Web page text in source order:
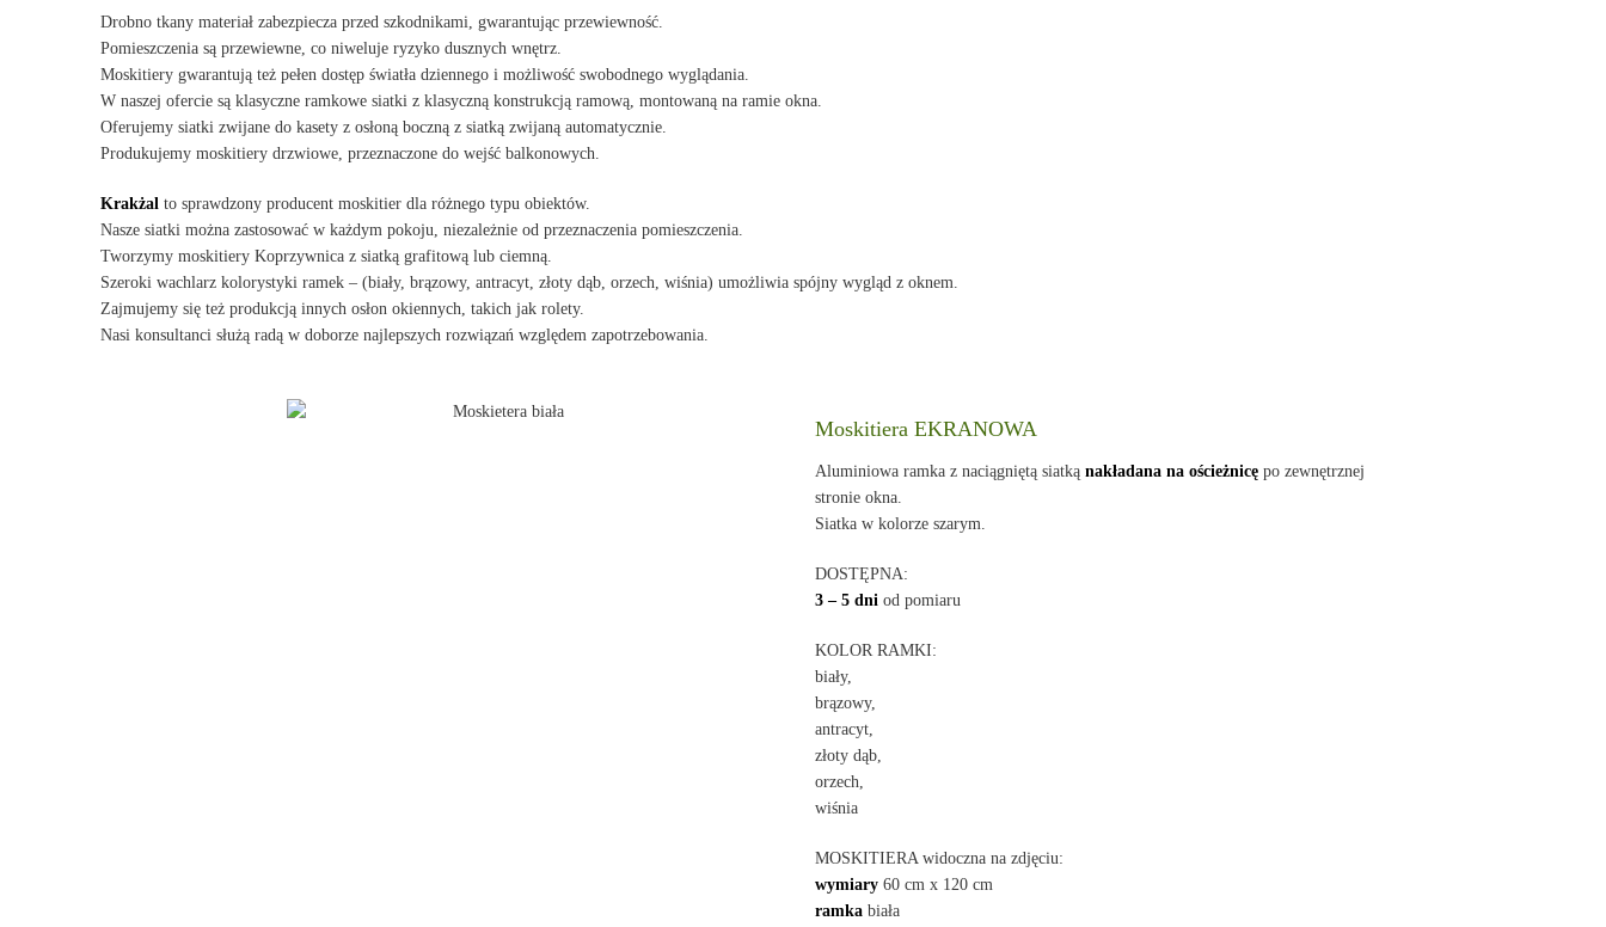
Drobno tkany materiał zabezpiecza przed szkodnikami, gwarantując przewiewność.
Pomieszczenia są przewiewne, co niweluje ryzyko dusznych wnętrz.
Moskitiery gwarantują też pełen dostęp światła dziennego i możliwość swobodnego wyglądania.
W naszej ofercie są klasyczne ramkowe siatki z klasyczną konstrukcją ramową, montowaną na ramie okna.
Oferujemy siatki zwijane do kasety z osłoną boczną z siatką zwijaną automatycznie.
Produkujemy moskitiery drzwiowe, przeznaczone do wejść balkonowych.
Krakżal to sprawdzony producent moskitier dla różnego typu obiektów.
Nasze siatki można zastosować w każdym pokoju, niezależnie od przeznaczenia pomieszczenia.
Tworzymy moskitiery Koprzywnica z siatką grafitową lub ciemną.
Szeroki wachlarz kolorystyki ramek – (biały, brązowy, antracyt, złoty dąb, orzech, wiśnia) umożliwia spójny wygląd z oknem.
Zajmujemy się też produkcją innych osłon okiennych, takich jak rolety.
Nasi konsultanci służą radą w doborze najlepszych rozwiązań względem zapotrzebowania.
Moskitiera EKRANOWA
Aluminiowa ramka z naciągniętą siatkąnakładana na ościeżnicę po zewnętrznej
stronie okna.
Siatka w kolorze szarym.
DOSTĘPNA:
3 – 5 dni od pomiaru
KOLOR RAMKI:
biały,
brązowy,
antracyt,
złoty dąb,
orzech,
wiśnia
MOSKITIERA widoczna na zdjęciu:
wymiary 60 cm x 120 cm
ramka biała